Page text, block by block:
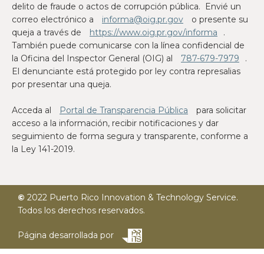
delito de fraude o actos de corrupción pública. Envié un
correo electrónico a
informa@oig.pr.gov
o presente su
queja a través de
https://www.oig.pr.gov/informa
.
También puede comunicarse con la línea confidencial de
la Oficina del Inspector General (OIG) al
787-679-7979
.
El denunciante está protegido por ley contra represalias
por presentar una queja.
Acceda al Portal de Transparencia Pública
para solicitar
acceso a la información, recibir notificaciones y dar
seguimiento de forma segura y transparente, conforme a
la Ley 141-2019.
© 2022 Puerto Rico Innovation & Technology Service.
Todos los derechos reservados.
Página desarrollada por